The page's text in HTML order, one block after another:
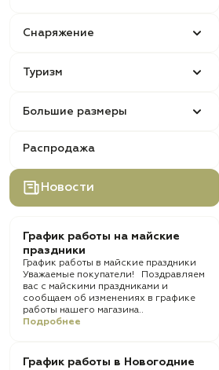
Снаряжение
Туризм
Большие размеры
Распродажа
Новости
График работы на майские
праздники
График работы в майские праздники
Уважаемые покупатели! Поздравляем
вас с майскими праздниками и
сообщаем об изменениях в графике
работы нашего магазина..
Подробнее
График работы в Новогодние